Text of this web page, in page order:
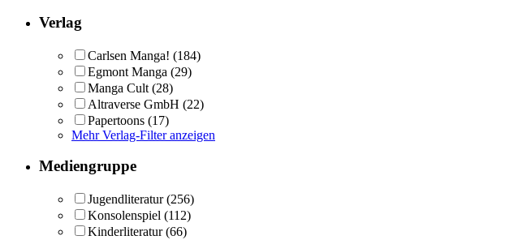
Verlag
Carlsen Manga! (184)
Egmont Manga (29)
Manga Cult (28)
Altraverse GmbH (22)
Papertoons (17)
Mehr Verlag-Filter anzeigen
Mediengruppe
Jugendliteratur (256)
Konsolenspiel (112)
Kinderliteratur (66)